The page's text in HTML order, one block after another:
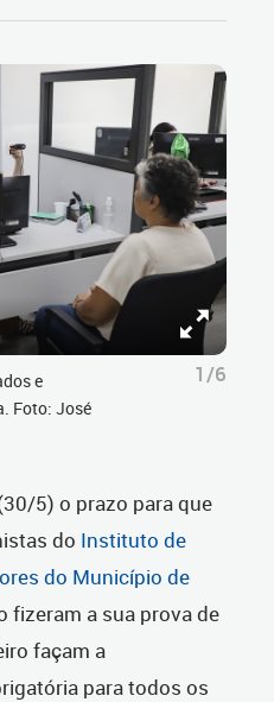
e
Foto: José
1/6
5) o prazo para que
do Instituto de
do Município de
fizeram a sua prova de
façam a
para todos os